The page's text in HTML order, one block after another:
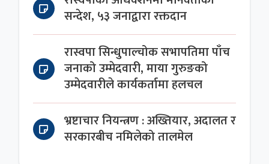
सन्देश, ५३ जनाद्वारा रक्तदान
रास्वपा सिन्धुपाल्चोक सभापतिमा पाँच
जनाको उम्मेदवारी, माया गुरुङको
उम्मेदवारीले कार्यकर्तामा हलचल
भ्रष्टाचार नियन्त्रण : अख्तियार, अदालत र
सरकारबीच नमिलेको तालमेल